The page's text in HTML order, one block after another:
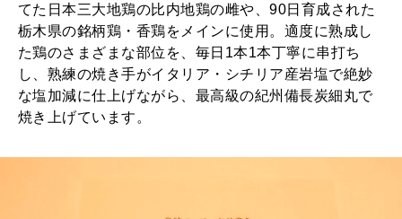
てた日本三大地鶏の比内地鶏の雌や、90日育成された
栃木県の銘柄鶏・香鶏をメインに使用。適度に熟成し
た鶏のさまざまな部位を、毎日1本1本丁寧に串打ち
し、熟練の焼き手がイタリア・シチリア産岩塩で絶妙
な塩加減に仕上げながら、最高級の紀州備長炭細丸で
焼き上げています。